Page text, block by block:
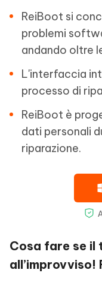
ReiBoot si
problemi
andando oltre
L'interfaccia
processo di
ReiBoot è
dati personali
riparazione.
Cosa fare se il
all’improvviso!